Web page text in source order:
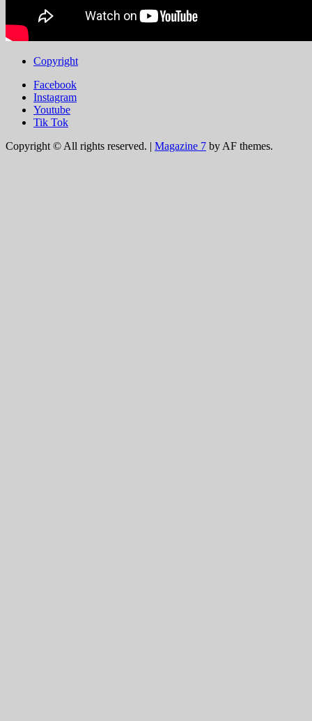
Copyright
Facebook
Instagram
Youtube
Tik Tok
Copyright © All rights reserved. | Magazine 7 by AF themes.